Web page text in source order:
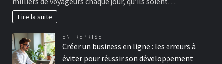
Lire la suite
ENTREPRISE
Créer un business en ligne : les erreurs à
éviter pour réussir son développement